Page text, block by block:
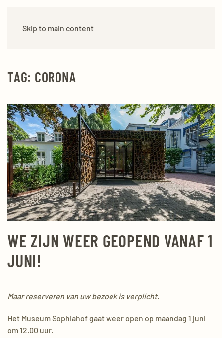
Skip to main content
TAG: CORONA
WE ZIJN WEER GEOPEND VANAF 1
JUNI!
Maar reserveren van uw bezoek is verplicht.
Het Museum Sophiahof gaat weer open op maandag 1 juni
om 12.00 uur.